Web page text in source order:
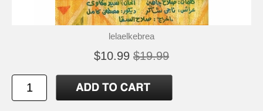
lelaelkebrea
$10.99 $19.99